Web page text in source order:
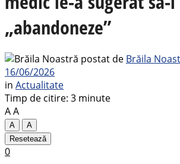
„abandoneze”
postat de Brăila
16/06/2026
in Actualitate
Timp de citire: 3 minute
AA
A
A
Resetează
0